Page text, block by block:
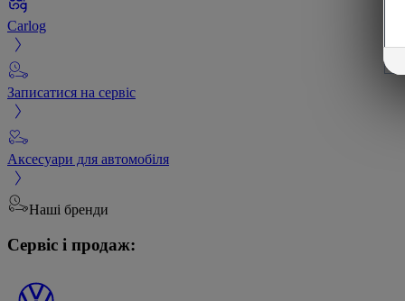
Carlog
Записатися на сервіс
Аксесуари для автомобіля
Наші бренди
Сервіс і продаж: